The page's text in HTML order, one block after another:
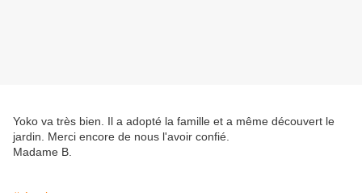
Yoko va très bien. Il a adopté la famille et a même découvert le
jardin. Merci encore de nous l'avoir confié.
Madame B.